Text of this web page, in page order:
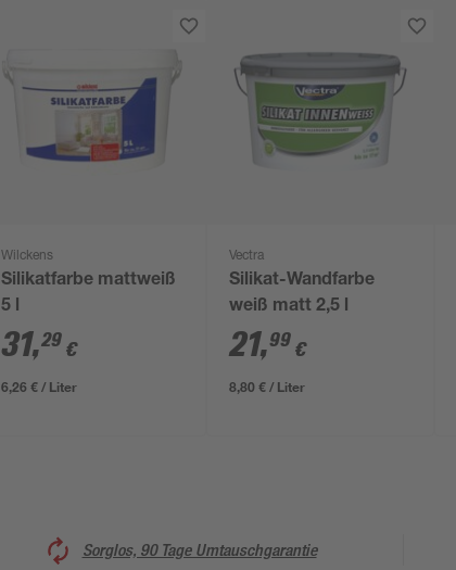
Wilckens
Silikatfarbe mattweiß
5 l
31,29 €
6,26 € / Liter
Vectra
Silikat-Wandfarbe
weiß matt 2,5 l
21,99 €
8,80 € / Liter
Sorglos, 90 Tage Umtauschgarantie